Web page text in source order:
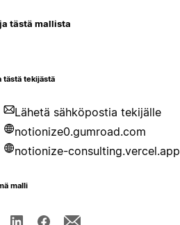
tästä mallista
tästä tekijästä
Lähetä sähköpostia tekijälle
notionize0.gumroad.com
notionize-consulting.vercel.app
malli